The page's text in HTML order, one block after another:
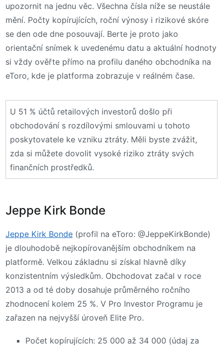
upozornit na jednu věc. Všechna čísla níže se neustále
mění. Počty kopírujících, roční výnosy i rizikové skóre
se den ode dne posouvají. Berte je proto jako
orientační snímek k uvedenému datu a aktuální hodnoty
si vždy ověřte přímo na profilu daného obchodníka na
eToro, kde je platforma zobrazuje v reálném čase.
U 51 % účtů retailových investorů došlo při
obchodování s rozdílovými smlouvami u tohoto
poskytovatele ke vzniku ztráty. Měli byste zvážit,
zda si můžete dovolit vysoké riziko ztráty svých
finančních prostředků.
Jeppe Kirk Bonde
Jeppe Kirk Bonde (profil na eToro: @JeppeKirkBonde)
je dlouhodobě nejkopírovanějším obchodníkem na
platformě. Velkou základnu si získal hlavně díky
konzistentním výsledkům. Obchodovat začal v roce
2013 a od té doby dosahuje průměrného ročního
zhodnocení kolem 25 %. V Pro Investor Programu je
zařazen na nejvyšší úroveň Elite Pro.
Počet kopírujících: 25 000 až 34 000 (údaj za